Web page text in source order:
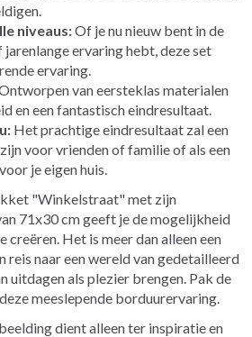
niveaus:Of je nu nieuw bent in de
ervaring hebt, deze set
ervaring.
van eersteklas materialen
en een fantastisch eindresultaat.
Het prachtige eindresultaat zal een
voor vrienden of familie of als een
je eigen huis.
"Winkelstraat" met zijn
71x30 cm geeft je de mogelijkheid
creëren. Het is meer dan alleen een
reis naar een wereld van gedetailleerd
uitdagen als plezier brengen. Pak de
meeslepende borduurervaring.
dient alleen ter inspiratie en